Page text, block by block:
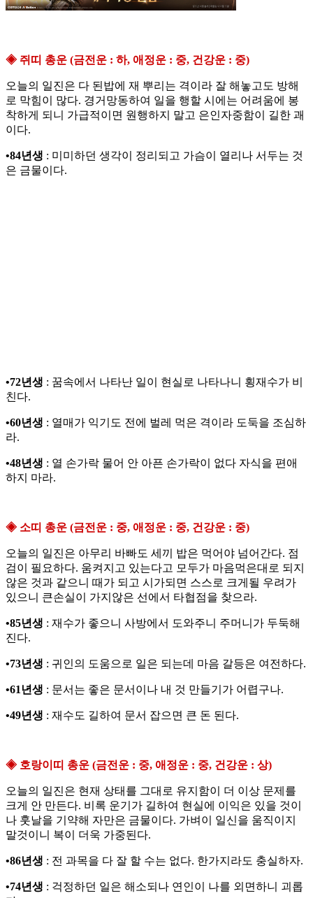
◈ 쥐띠 총운 (금전운 : 하, 애정운 : 중, 건강운 : 중)
오늘의 일진은 다 된밥에 재 뿌리는 격이라 잘 해놓고도 방해
로 막힘이 많다. 경거망동하여 일을 행할 시에는 어려움에 봉
착하게 되니 가급적이면 원행하지 말고 은인자중함이 길한 괘
이다.
•84년생 : 미미하던 생각이 정리되고 가슴이 열리나 서두는 것
은 금물이다.
•72년생 : 꿈속에서 나타난 일이 현실로 나타나니 횡재수가 비
친다.
•60년생 : 열매가 익기도 전에 벌레 먹은 격이라 도둑을 조심하
라.
•48년생 : 열 손가락 물어 안 아픈 손가락이 없다 자식을 편애
하지 마라.
◈ 소띠 총운 (금전운 : 중, 애정운 : 중, 건강운 : 중)
오늘의 일진은 아무리 바빠도 세끼 밥은 먹어야 넘어간다. 점
검이 필요하다. 움켜지고 있는다고 모두가 마음먹은대로 되지
않은 것과 같으니 때가 되고 시가되면 스스로 크게될 우려가
있으니 큰손실이 가지않은 선에서 타협점을 찾으라.
•85년생 : 재수가 좋으니 사방에서 도와주니 주머니가 두둑해
진다.
•73년생 : 귀인의 도움으로 일은 되는데 마음 갈등은 여전하다.
•61년생 : 문서는 좋은 문서이나 내 것 만들기가 어렵구나.
•49년생 : 재수도 길하여 문서 잡으면 큰 돈 된다.
◈ 호랑이띠 총운 (금전운 : 중, 애정운 : 중, 건강운 : 상)
오늘의 일진은 현재 상태를 그대로 유지함이 더 이상 문제를
크게 안 만든다. 비록 운기가 길하여 현실에 이익은 있을 것이
나 훗날을 기약해 자만은 금물이다. 가벼이 일신을 움직이지
말것이니 복이 더욱 가중된다.
•86년생 : 전 과목을 다 잘 할 수는 없다. 한가지라도 충실하자.
•74년생 : 걱정하던 일은 해소되나 연인이 나를 외면하니 괴롭